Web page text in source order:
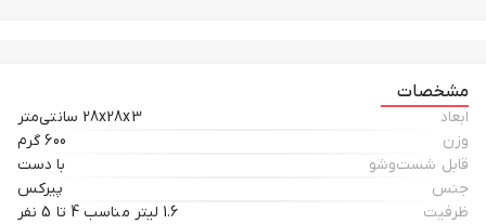
مشخصات
ابعاد
28x28x3 سانتی‌متر
وزن
600 گرم
قابل شست‌و‌شو
با دست
جنس
پیرکس
ظرفیت
1.6 لیتر مناسب 4 تا 5 نفر